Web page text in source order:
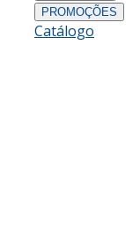
PROMOÇÕES
Catálogo